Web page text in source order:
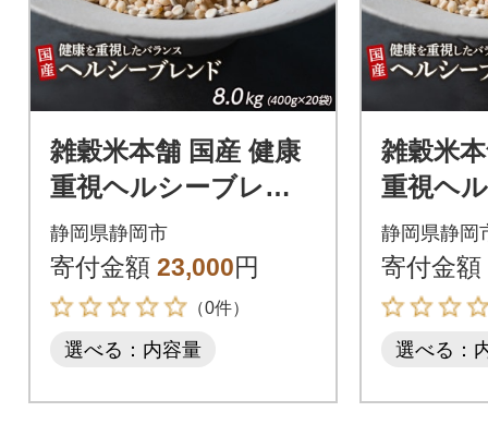
雑穀米本舗 国産 健康
重視ヘルシーブレン
ド 8kg(400g×20袋)
静岡県静岡市
寄付金額 23,000円
（0件）
選べる：内容量
雑穀米
重視ヘ
ド
静岡県静岡
寄付金額
選べる：